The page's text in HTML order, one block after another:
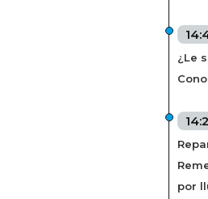
¿Le
por